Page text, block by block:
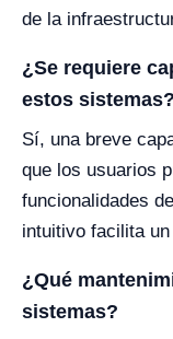
de la
¿Se requiere
estos sistemas?
Sí, una breve
que los usuarios
funcionalidades
intuitivo facilita
¿Qué
sistemas?